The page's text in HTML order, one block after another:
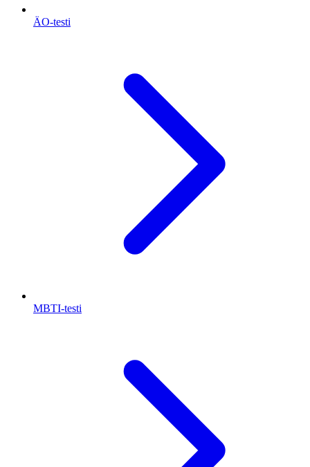
ÄO-testi
MBTI-testi